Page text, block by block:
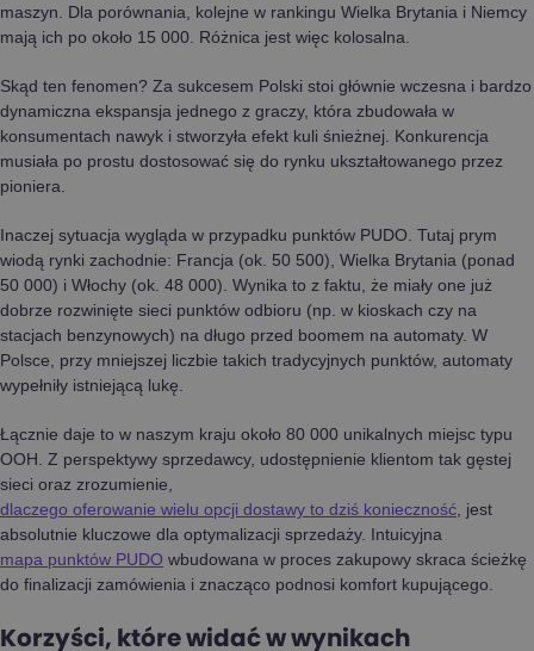
maszyn. Dla porównania, kolejne w rankingu Wielka Brytania i Niemcy
mają ich po około 15 000. Różnica jest więc kolosalna.
Skąd ten fenomen? Za sukcesem Polski stoi głównie wczesna i bardzo
dynamiczna ekspansja jednego z graczy, która zbudowała w
konsumentach nawyk i stworzyła efekt kuli śnieżnej. Konkurencja
musiała po prostu dostosować się do rynku ukształtowanego przez
pioniera.
Inaczej sytuacja wygląda w przypadku punktów PUDO. Tutaj prym
wiodą rynki zachodnie: Francja (ok. 50 500), Wielka Brytania (ponad
50 000) i Włochy (ok. 48 000). Wynika to z faktu, że miały one już
dobrze rozwinięte sieci punktów odbioru (np. w kioskach czy na
stacjach benzynowych) na długo przed boomem na automaty. W
Polsce, przy mniejszej liczbie takich tradycyjnych punktów, automaty
wypełniły istniejącą lukę.
Łącznie daje to w naszym kraju około 80 000 unikalnych miejsc typu
OOH. Z perspektywy sprzedawcy, udostępnienie klientom tak gęstej
sieci oraz zrozumienie,
dlaczego oferowanie wielu opcji dostawy to dziś konieczność , jest
absolutnie kluczowe dla optymalizacji sprzedaży. Intuicyjna
mapa punktów PUDO wbudowana w proces zakupowy skraca ścieżkę
do finalizacji zamówienia i znacząco podnosi komfort kupującego.
Korzyści, które widać w wynikach